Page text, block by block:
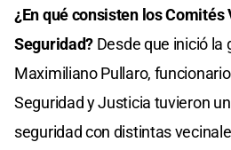
¿En qué consisten los Comités
Seguridad? Desde que inició la
Maximiliano Pullaro,
Seguridad y Justicia tuvieron
seguridad con distintas